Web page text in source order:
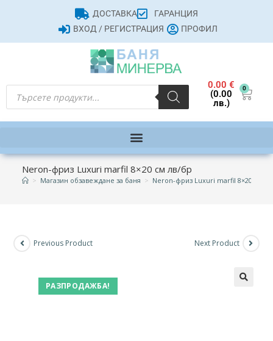
ДОСТАВКА
ГАРАНЦИЯ
ВХОД / РЕГИСТРАЦИЯ
ПРОФИЛ
0.00€
(0.00
лв.)
0
Neron-фриз Luxuri marfil 8×20 см лв/бр
> Магазин обзавеждане за баня > Neron-фриз Luxuri marfil 8×20 см
РАЗПРОДАЖБА!
Previous Product Next Product